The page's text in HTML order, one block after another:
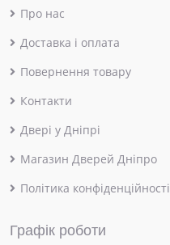
Про нас
Доставка і оплата
Повернення товару
Контакти
Двері у Дніпрі
Магазин Дверей Дніпро
Політика конфіденційності
Графік роботи